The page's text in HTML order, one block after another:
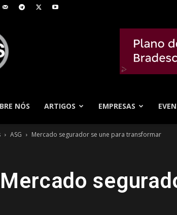
NÓS ARTIGOS EMPRESAS
ASG Mercado segurador se une para transformar
Mercado